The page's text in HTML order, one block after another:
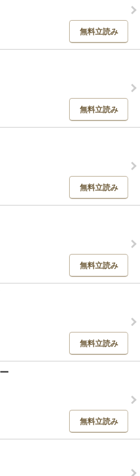
無料立読み
無料立読み
無料立読み
無料立読み
無料立読み
無料立読み